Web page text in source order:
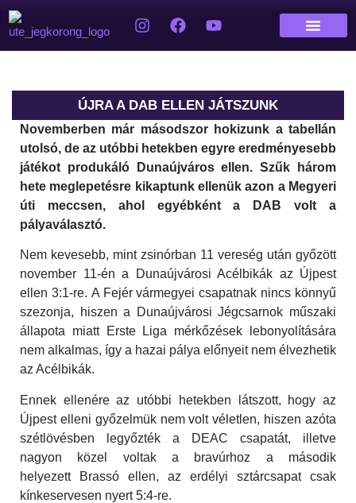
ÚJRA A DAB ELLEN JÁTSZUNK
Novemberben már másodszor hokizunk a tabellán
utolsó, de az utóbbi hetekben egyre eredményesebb
játékot produkáló Dunaújváros ellen. Szűk három
hete meglepetésre kikaptunk ellenük azon a Megyeri
úti meccsen, ahol egyébként a DAB volt a
pályaválasztó.
Nem kevesebb, mint zsinórban 11 vereség után győzött
november 11-én a Dunaújvárosi Acélbikák az Újpest
ellen 3:1-re. A Fejér vármegyei csapatnak nincs könnyű
szezonja, hiszen a Dunaújvárosi Jégcsarnok műszaki
állapota miatt Erste Liga mérkőzések lebonyolítására
nem alkalmas, így a hazai pálya előnyeit nem élvezhetik
az Acélbikák.
Ennek ellenére az utóbbi hetekben látszott, hogy az
Újpest elleni győzelmük nem volt véletlen, hiszen azóta
szétlövésben legyőzték a DEAC csapatát, illetve
nagyon közel voltak a bravúrhoz a második
helyezett Brassó ellen, az erdélyi sztárcsapat csak
kínkeservesen nyert 5:4-re.